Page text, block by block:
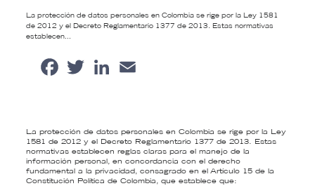
La protección de datos personales en Colombia se rige por la Ley 1581
de 2012 y el Decreto Reglamentario 1377 de 2013. Estas normativas
establecen…
FacebookTwitter LinkedIn
La protección de datos personales en Colombia se rige por la Ley
1581 de 2012 y el Decreto Reglamentario 1377 de 2013. Estas
normativas establecen reglas claras para el manejo de la
información personal, en concordancia con el derecho
fundamental a la privacidad, consagrado en el Artículo 15 de la
Constitución Política de Colombia, que establece que: